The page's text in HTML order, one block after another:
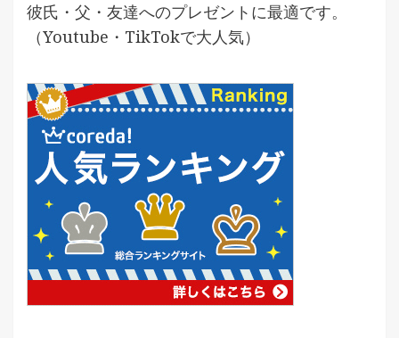
彼氏・父・友達へのプレゼントに最適です。
（Youtube・TikTokで大人気）